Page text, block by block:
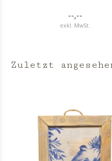
--,--
exkl. MwSt.
Zuletzt